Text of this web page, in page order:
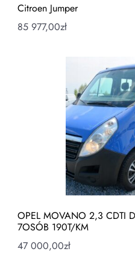
Citroen Jumper
85 977,00zł
OPEL MOVANO 2,3 CDTI
7OSÓB 190T/KM
47 000,00zł